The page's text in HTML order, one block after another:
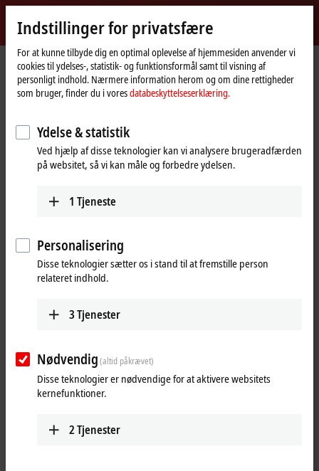
Beckhoff
-
New
Automation
Technology
myBeckhoff
HjemmesideProducts Automation
TwinCAT
TExxxx | TwinCAT 3 Engineering
TExxxx | TwinCAT 3 Engineering
Tabular product overview Product finder
Engineering area contains all components and
diagnosing and debugging user programs or applications. These
components are mostly installed and used on the engineering PC. In
addition to theTE1000development environment, there are numerous
Reset all filter values
Results:
Indstillinger for privatsfære
For at kunne tilbyde dig en optimal oplevelse af hjemmesiden anvender vi
cookies til ydelses-, statistik- og funktionsformål samt til visning af
personligt indhold. Nærmere information herom og om dine rettigheder
som bruger, finder du i voresdatabeskyttelseserklæring.
Ydelse & statistik
Ved hjælp af disse teknologier kan vi analysere brugeradfærden
på websitet, så vi kan måle og forbedre ydelsen.
1 Tjeneste
Personalisering
Disse teknologier sætter os i stand til at fremstille person
relateret indhold.
3Tjenester
Nødvendig(altid påkrævet)
Disse teknologier er nødvendige for at aktivere websitets
kernefunktioner.
2Tjenester